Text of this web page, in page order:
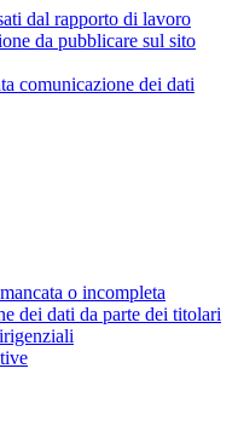
dal rapporto di lavoro
da pubblicare sul sito
comunicazione dei dati
o incompleta
dei dati da parte dei titolari